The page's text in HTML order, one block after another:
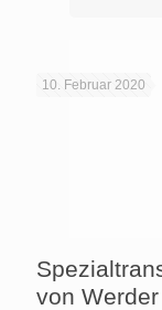
10. Februar 2020
von Werder